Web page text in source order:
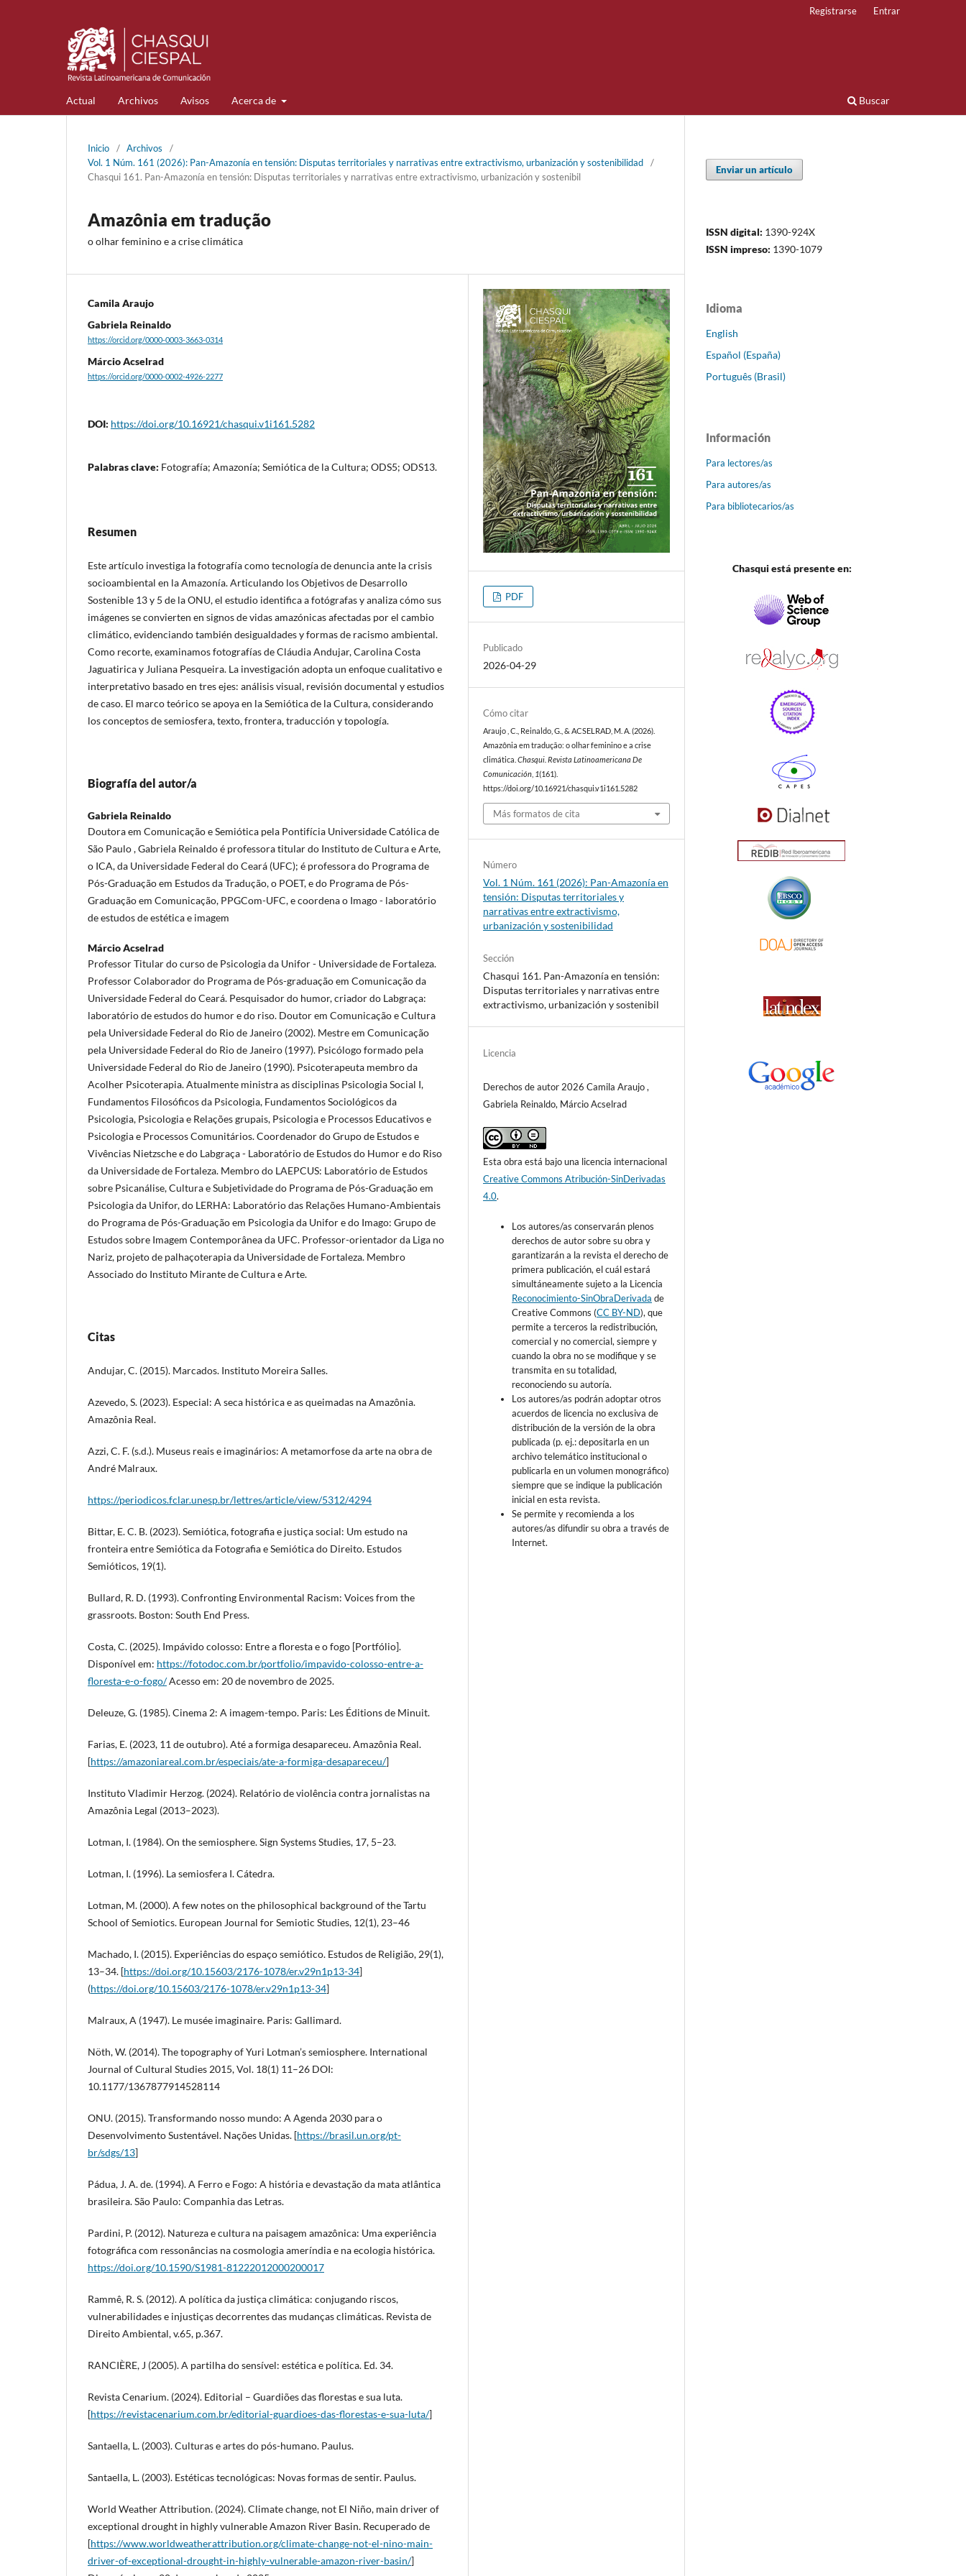
Actual Archivos Avisos Acerca de Buscar
Registrarse Entrar
Inicio / Archivos
/
Vol. 1 Núm. 161 (2026): Pan-Amazonía en tensión: Disputas territoriales y narrativas entre extractivismo, urbanización y sostenibilidad
/
Chasqui 161. Pan-Amazonía en tensión: Disputas territoriales y narrativas entre extractivismo, urbanización y sostenibil
Amazônia em tradução
o olhar feminino e a crise climática
Camila Araujo
Gabriela Reinaldo
https://orcid.org/0000-0003-3663-0314
Márcio Acselrad
https://orcid.org/0000-0002-4926-2277
DOI: https://doi.org/10.16921/chasqui.v1i161.5282
Palabras clave: Fotografía; Amazonía; Semiótica de la Cultura; ODS5; ODS13.
Resumen
Este artículo investiga la fotografía como tecnología de denuncia ante la crisis
socioambiental en la Amazonía. Articulando los Objetivos de Desarrollo
Sostenible 13 y 5 de la ONU, el estudio identifica a fotógrafas y analiza cómo sus
imágenes se convierten en signos de vidas amazónicas afectadas por el cambio
climático, evidenciando también desigualdades y formas de racismo ambiental.
Como recorte, examinamos fotografías de Cláudia Andujar, Carolina Costa
Jaguatirica y Juliana Pesqueira. La investigación adopta un enfoque cualitativo e
interpretativo basado en tres ejes: análisis visual, revisión documental y estudios
de caso. El marco teórico se apoya en la Semiótica de la Cultura, considerando
los conceptos de semiosfera, texto, frontera, traducción y topología.
Biografía del autor/a
Gabriela Reinaldo
Doutora em Comunicação e Semiótica pela Pontifícia Universidade Católica de
São Paulo , Gabriela Reinaldo é professora titular do Instituto de Cultura e Arte,
o ICA, da Universidade Federal do Ceará (UFC); é professora do Programa de
Pós-Graduação em Estudos da Tradução, o POET, e do Programa de Pós-
Graduação em Comunicação, PPGCom-UFC, e coordena o Imago - laboratório
de estudos de estética e imagem
Márcio Acselrad
Professor Titular do curso de Psicologia da Unifor - Universidade de Fortaleza.
Professor Colaborador do Programa de Pós-graduação em Comunicação da
Universidade Federal do Ceará. Pesquisador do humor, criador do Labgraça:
laboratório de estudos do humor e do riso. Doutor em Comunicação e Cultura
pela Universidade Federal do Rio de Janeiro (2002). Mestre em Comunicação
pela Universidade Federal do Rio de Janeiro (1997). Psicólogo formado pela
Universidade Federal do Rio de Janeiro (1990). Psicoterapeuta membro da
Acolher Psicoterapia. Atualmente ministra as disciplinas Psicologia Social I,
Fundamentos Filosóficos da Psicologia, Fundamentos Sociológicos da
Psicologia, Psicologia e Relações grupais, Psicologia e Processos Educativos e
Psicologia e Processos Comunitários. Coordenador do Grupo de Estudos e
Vivências Nietzsche e do Labgraça - Laboratório de Estudos do Humor e do Riso
da Universidade de Fortaleza. Membro do LAEPCUS: Laboratório de Estudos
sobre Psicanálise, Cultura e Subjetividade do Programa de Pós-Graduação em
Psicologia da Unifor, do LERHA: Laboratório das Relações Humano-Ambientais
do Programa de Pós-Graduação em Psicologia da Unifor e do Imago: Grupo de
Estudos sobre Imagem Contemporânea da UFC. Professor-orientador da Liga no
Nariz, projeto de palhaçoterapia da Universidade de Fortaleza. Membro
Associado do Instituto Mirante de Cultura e Arte.
Citas
Andujar, C. (2015). Marcados. Instituto Moreira Salles.
Azevedo, S. (2023). Especial: A seca histórica e as queimadas na Amazônia.
Amazônia Real.
Azzi, C. F. (s.d.). Museus reais e imaginários: A metamorfose da arte na obra de
André Malraux.
https://periodicos.fclar.unesp.br/lettres/article/view/5312/4294
Bittar, E. C. B. (2023). Semiótica, fotografia e justiça social: Um estudo na
fronteira entre Semiótica da Fotografia e Semiótica do Direito. Estudos
Semióticos, 19(1).
Bullard, R. D. (1993). Confronting Environmental Racism: Voices from the
grassroots. Boston: South End Press.
Costa, C. (2025). Impávido colosso: Entre a floresta e o fogo [Portfólio].
Disponível em: https://fotodoc.com.br/portfolio/impavido-colosso-entre-a-
floresta-e-o-fogo/Acesso em: 20 de novembro de 2025.
Deleuze, G. (1985). Cinema 2: A imagem-tempo. Paris: Les Éditions de Minuit.
Farias, E. (2023, 11 de outubro). Até a formiga desapareceu. Amazônia Real.
[https://amazoniareal.com.br/especiais/ate-a-formiga-desapareceu/]
Instituto Vladimir Herzog. (2024). Relatório de violência contra jornalistas na
Amazônia Legal (2013–2023).
Lotman, I. (1984). On the semiosphere. Sign Systems Studies, 17, 5–23.
Lotman, I. (1996). La semiosfera I. Cátedra.
Lotman, M. (2000). A few notes on the philosophical background of the Tartu
School of Semiotics. European Journal for Semiotic Studies, 12(1), 23–46
Machado, I. (2015). Experiências do espaço semiótico. Estudos de Religião, 29(1),
13–34. [https://doi.org/10.15603/2176-1078/er.v29n1p13-34]
(https://doi.org/10.15603/2176-1078/er.v29n1p13-34]
Malraux, A (1947). Le musée imaginaire. Paris: Gallimard.
Nöth, W. (2014). The topography of Yuri Lotman’s semiosphere. International
Journal of Cultural Studies 2015, Vol. 18(1) 11–26 DOI:
10.1177/1367877914528114
ONU. (2015). Transformando nosso mundo: A Agenda 2030 para o
Desenvolvimento Sustentável. Nações Unidas. [https://brasil.un.org/pt-
br/sdgs/13]
Pádua, J. A. de. (1994). A Ferro e Fogo: A história e devastação da mata atlântica
brasileira. São Paulo: Companhia das Letras.
Pardini, P. (2012). Natureza e cultura na paisagem amazônica: Uma experiência
fotográfica com ressonâncias na cosmologia ameríndia e na ecologia histórica.
https://doi.org/10.1590/S1981-81222012000200017
Rammê, R. S. (2012). A política da justiça climática: conjugando riscos,
vulnerabilidades e injustiças decorrentes das mudanças climáticas. Revista de
Direito Ambiental, v.65, p.367.
RANCIÈRE, J (2005). A partilha do sensível: estética e política. Ed. 34.
Revista Cenarium. (2024). Editorial – Guardiões das florestas e sua luta.
[https://revistacenarium.com.br/editorial-guardioes-das-florestas-e-sua-luta/]
Santaella, L. (2003). Culturas e artes do pós-humano. Paulus.
Santaella, L. (2003). Estéticas tecnológicas: Novas formas de sentir. Paulus.
World Weather Attribution. (2024). Climate change, not El Niño, main driver of
exceptional drought in highly vulnerable Amazon River Basin. Recuperado de
[https://www.worldweatherattribution.org/climate-change-not-el-nino-main-
driver-of-exceptional-drought-in-highly-vulnerable-amazon-river-basin/]
PDF
Publicado
2026-04-29
Cómo citar
Araujo , C., Reinaldo, G., & ACSELRAD, M. A. (2026).
Amazônia em tradução: o olhar feminino e a crise
climática.Chasqui. Revista Latinoamericana De
Comunicación 1(161).
https://doi.org/10.16921/chasqui.v1i161.5282
Más formatos de cita
Número
Vol. 1 Núm. 161 (2026): Pan-Amazonía en
tensión: Disputas territoriales y
narrativas entre extractivismo,
urbanización y sostenibilidad
Sección
Chasqui 161. Pan-Amazonía en tensión:
Disputas territoriales y narrativas entre
extractivismo, urbanización y sostenibil
Licencia
Derechos de autor 2026 Camila Araujo ,
Gabriela Reinaldo, Márcio Acselrad
Esta obra está bajo una licencia internacional
Creative Commons Atribución-SinDerivadas
4.0.
Los autores/as conservarán plenos
derechos de autor sobre su obra y
garantizarán a la revista el derecho de
primera publicación, el cuál estará
simultáneamente sujeto a la Licencia
Reconocimiento-SinObraDerivada de
Creative Commons (CC BY-ND), que
permite a terceros la redistribución,
comercial y no comercial, siempre y
cuando la obra no se modifique y se
transmita en su totalidad,
reconociendo su autoría.
Los autores/as podrán adoptar otros
acuerdos de licencia no exclusiva de
distribución de la versión de la obra
publicada (p. ej.: depositarla en un
archivo telemático institucional o
publicarla en un volumen monográfico)
siempre que se indique la publicación
inicial en esta revista.
Se permite y recomienda a los
autores/as difundir su obra a través de
Internet.
Enviar un artículo
ISSN digital: 1390-924X
ISSN impreso: 1390-1079
Idioma
English
Español (España)
Português (Brasil)
Información
Para lectores/as
Para autores/as
Para bibliotecarios/as
Chasqui está presente en: